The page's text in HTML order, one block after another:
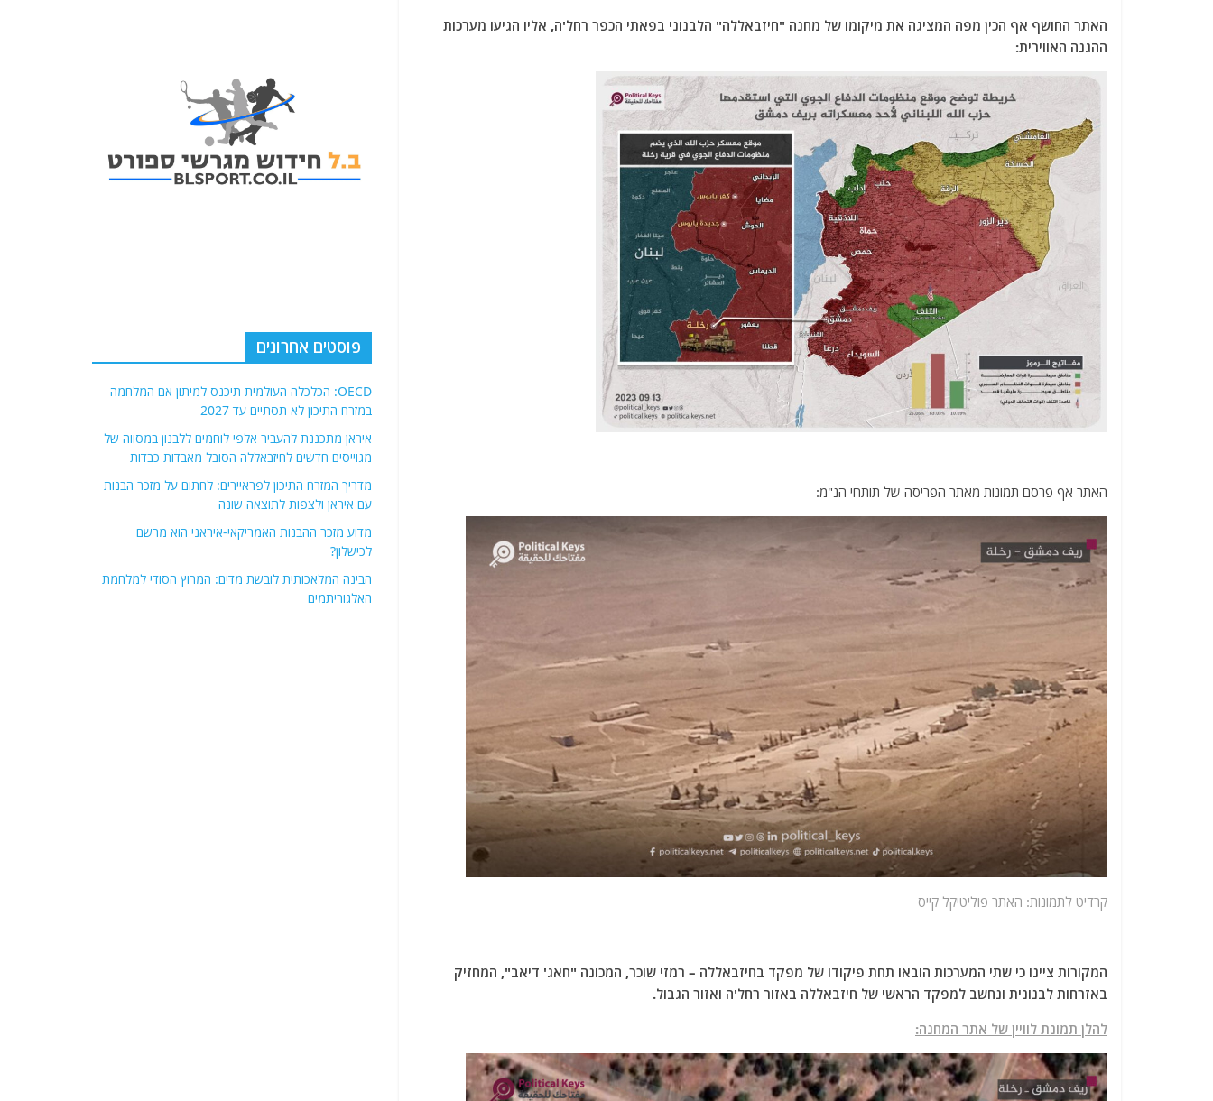
האתר החושף אף הכין מפה המציגה את מיקומו של מחנה "חיזבאללה" הלבנוני בפאתי הכפר רחל'ה, אליו הגיעו מערכות
ההגנה האווירית:
האתר אף פרסם תמונות מאתר הפריסה של תותחי הנ"מ:
קרדיט לתמונות: האתר פוליטיקל קייס
המקורות ציינו כי שתי המערכות הובאו תחת פיקודו של מפקד בחיזבאללה – רמזי שוכר, המכונה "חאג' דיאב", המחזיק
באזרחות לבנונית ונחשב למפקד הראשי של חיזבאללה באזור רחל'ה ואזור הגבול.
להלן תמונת לוויין של אתר המחנה:
פוסטים אחרונים
OECD: הכלכלה העולמית תיכנס למיתון אם המלחמה
במזרח התיכון לא תסתיים עד 2027
איראן מתכננת להעביר אלפי לוחמים ללבנון במסווה של
מגוייסים חדשים לחיזבאללה הסובל מאבדות כבדות
מדריך המזרח התיכון לפראיירים: לחתום על מזכר הבנות
עם איראן ולצפות לתוצאה שונה
מדוע מזכר ההבנות האמריקאי-איראני הוא מרשם
לכישלון?
הבינה המלאכותית לובשת מדים: המרוץ הסודי למלחמת
האלגוריתמים